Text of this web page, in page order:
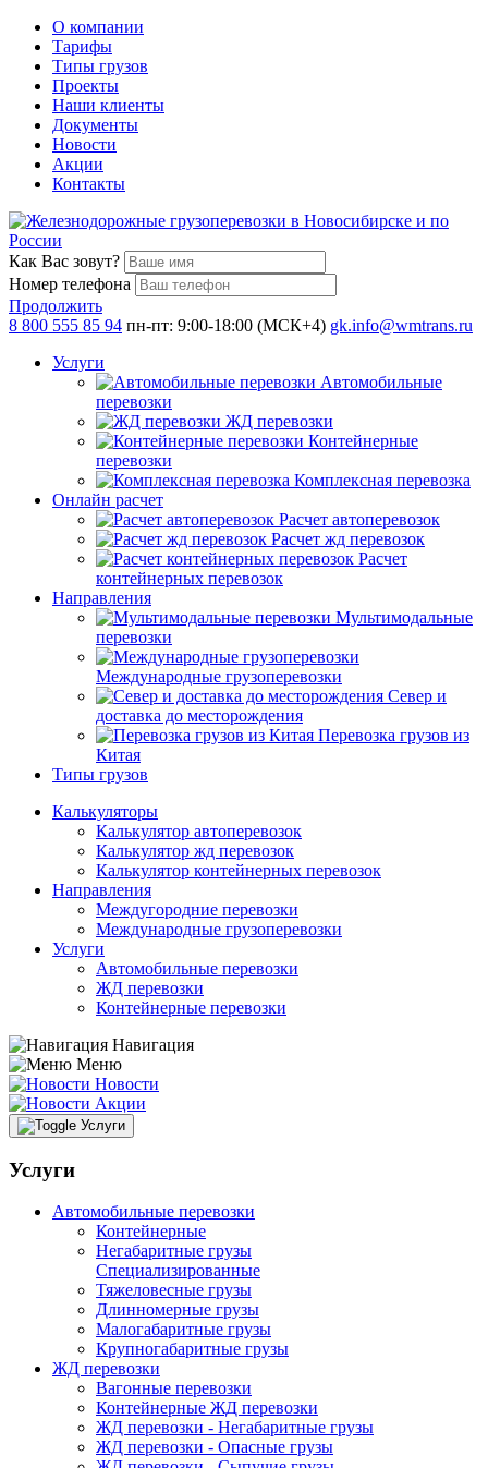
О компании
Тарифы
Типы грузов
Проекты
Наши клиенты
Документы
Новости
Акции
Контакты
Как Вас зовут?
Номер телефона
Продолжить
8 800 555 85 94 пн-пт: 9:00-18:00 (МСК+4) gk.info@wmtrans.ru
Услуги
Автомобильные
перевозки
ЖД перевозки
Контейнерные
перевозки
Комплексная перевозка
Онлайн расчет
Расчет автоперевозок
Расчет жд перевозок
Расчет
контейнерных перевозок
Направления
Мультимодальные
перевозки
Международные грузоперевозки
Север и
доставка до месторождения
Перевозка грузов из
Китая
Типы грузов
Калькуляторы
Калькулятор автоперевозок
Калькулятор жд перевозок
Калькулятор контейнерных перевозок
Направления
Междугородние перевозки
Международные грузоперевозки
Услуги
Автомобильные перевозки
ЖД перевозки
Контейнерные перевозки
Навигация
Меню
Новости
Акции
Услуги
Услуги
Автомобильные перевозки
Контейнерные
Негабаритные грузы
Специализированные
Тяжеловесные грузы
Длинномерные грузы
Малогабаритные грузы
Крупногабаритные грузы
ЖД перевозки
Вагонные перевозки
Контейнерные ЖД перевозки
ЖД перевозки - Негабаритные грузы
ЖД перевозки - Опасные грузы